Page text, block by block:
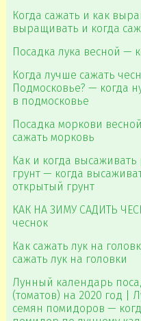
Когда сажать и как
выращивать и когда
Посадка лука весной —
Когда лучше сажать
Подмосковье? — когда
в подмосковье
Посадка моркови
сажать морковь
Как и когда
грунт — когда
открытый грунт
КАК НА ЗИМУ САДИТЬ
чеснок
Как сажать лук на
сажать лук на головки
Лунный календарь
(томатов) на 2020 год |
семян помидоров —